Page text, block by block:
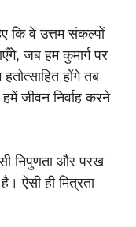
कि वे उत्तम संकल्पों
जब हम कुमार्ग पर
होंगे तब
जीवन निर्वाह करने
सी निपुणता और परख
ऐसी ही मित्रता